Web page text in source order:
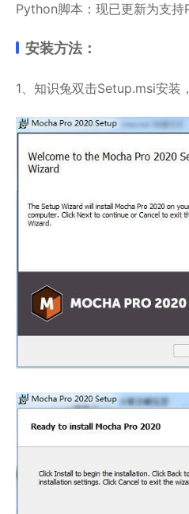
Python脚本：现已更新为支持
安装方法：
1、知识兔双击Setup.msi安装